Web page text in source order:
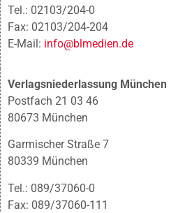
Tel.: 02103/204-0
Fax: 02103/204-204
E-Mail: info@blmedien.de
Verlagsniederlassung München
Postfach 21 03 46
80673 München
Garmischer Straße 7
80339 München
Tel.: 089/37060-0
Fax: 089/37060-111